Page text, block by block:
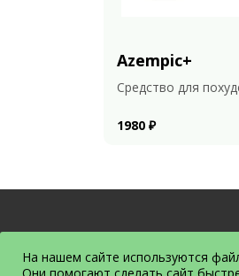
Azempic+
Средство для
1980 ₽
На нашем сайте используются